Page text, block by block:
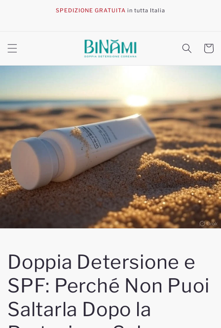
SPEDIZIONE GRATUITA in tutta Italia
Doppia Detersione e
SPF: Perché Non Puoi
Saltarla Dopo la